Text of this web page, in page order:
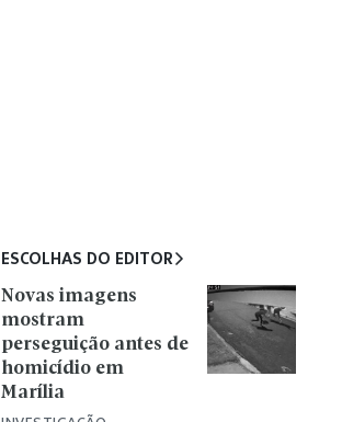
ESCOLHAS DO EDITOR
Novas imagens
mostram
perseguição antes de
homicídio em
Marília